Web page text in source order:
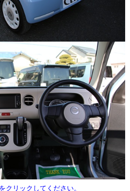
クリックしてください。